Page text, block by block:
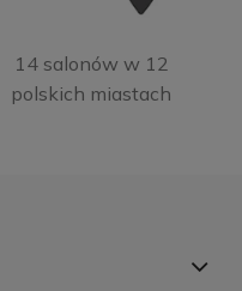
14 salonów w 12
polskich miastach